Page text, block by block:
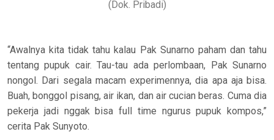
(Dok. Pribadi)
“Awalnya kita tidak tahu kalau Pak Sunarno paham dan tahu
tentang pupuk cair. Tau-tau ada perlombaan, Pak Sunarno
nongol. Dari segala macam experimennya, dia apa aja bisa.
Buah, bonggol pisang, air ikan, dan air cucian beras. Cuma dia
pekerja jadi nggak bisa full time ngurus pupuk kompos,”
cerita Pak Sunyoto.